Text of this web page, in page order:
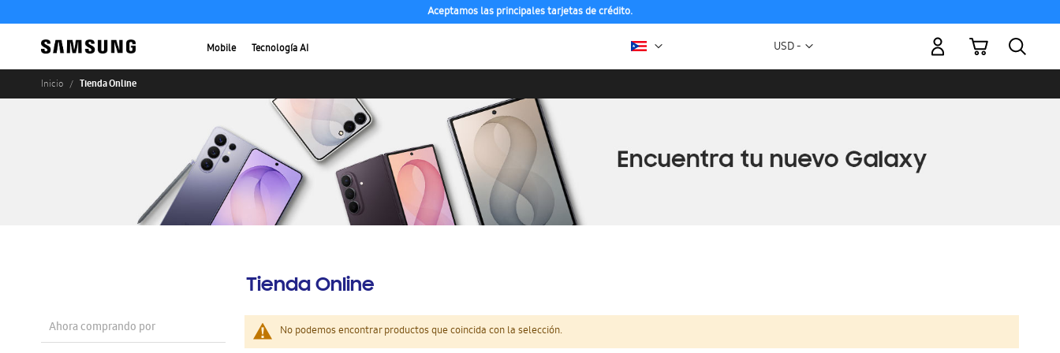
Aceptamos las principales tarjetas de crédito.
Mobile Tecnología AI Moneda
USD -
Mi carrito
Inicio Tienda Online
Tienda Online
No podemos encontrar productos que coincida con la selección.
Ahora comprando por